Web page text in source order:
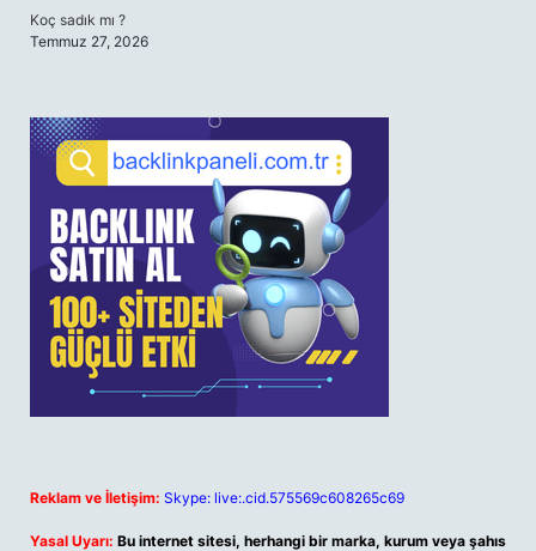
Koç sadık mı ?
Temmuz 27, 2026
Reklam ve İletişim: Skype: live:.cid.575569c608265c69
Yasal Uyarı: Bu internet sitesi, herhangi bir marka, kurum veya şahıs